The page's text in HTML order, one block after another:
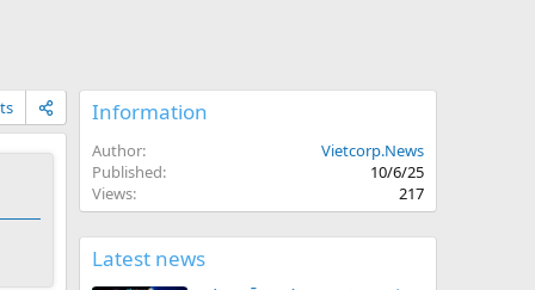
Information
Author
Vietcorp.News
Published
10/6/25
Views
217
Latest news